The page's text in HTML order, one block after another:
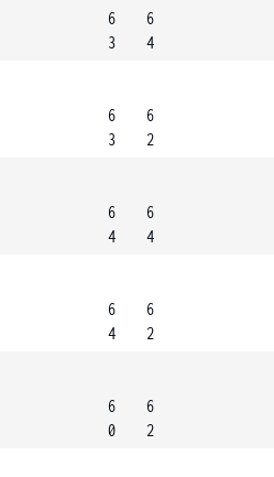
6
3
6
4
6
3
6
2
6
4
6
4
6
4
6
2
6
0
6
2